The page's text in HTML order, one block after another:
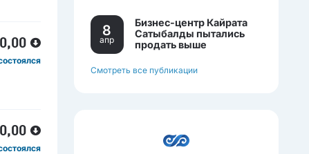
8
апр
Бизнес-центр Кайрата
Сатыбалды пытались
продать выше
Смотреть все публикации